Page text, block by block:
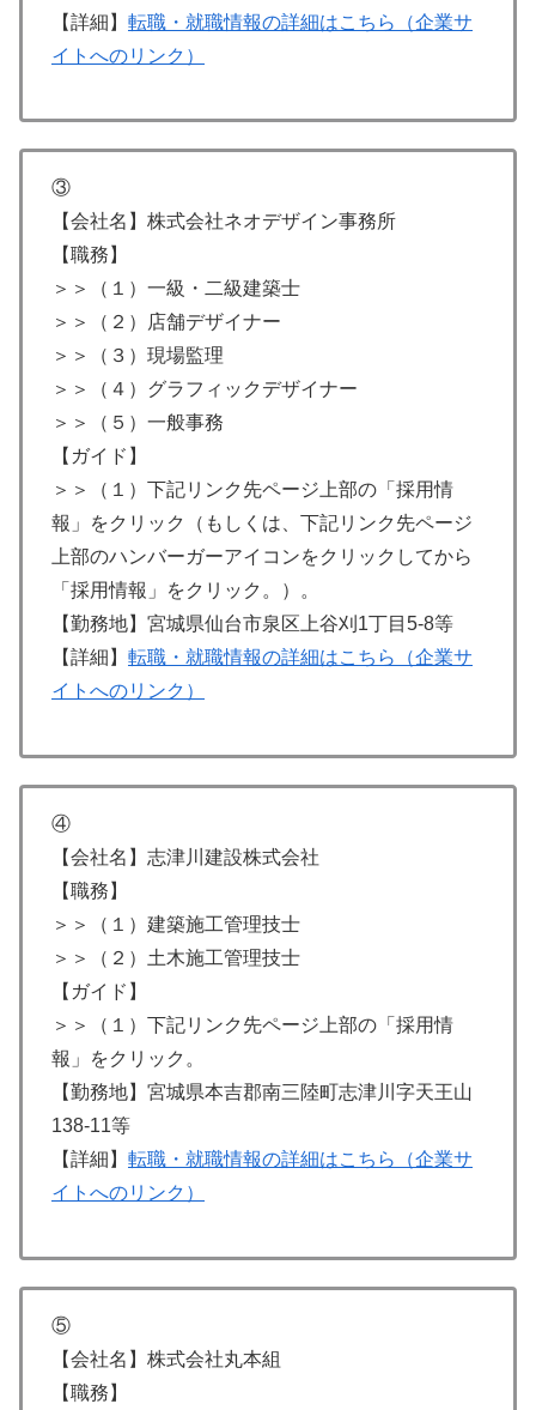
【詳細】 転職・就職情報の詳細はこちら（企業サ
イトへのリンク）
③
【会社名】株式会社ネオデザイン事務所
【職務】
＞＞（１）一級・二級建築士
＞＞（２）店舗デザイナー
＞＞（３）現場監理
＞＞（４）グラフィックデザイナー
＞＞（５）一般事務
【ガイド】
＞＞（１）下記リンク先ページ上部の「採用情
報」をクリック（もしくは、下記リンク先ページ
上部のハンバーガーアイコンをクリックしてから
「採用情報」をクリック。）。
【勤務地】宮城県仙台市泉区上谷刈1丁目5-8等
【詳細】 転職・就職情報の詳細はこちら（企業サ
イトへのリンク）
④
【会社名】志津川建設株式会社
【職務】
＞＞（１）建築施工管理技士
＞＞（２）土木施工管理技士
【ガイド】
＞＞（１）下記リンク先ページ上部の「採用情
報」をクリック。
【勤務地】宮城県本吉郡南三陸町志津川字天王山
138-11等
【詳細】 転職・就職情報の詳細はこちら（企業サ
イトへのリンク）
⑤
【会社名】株式会社丸本組
【職務】